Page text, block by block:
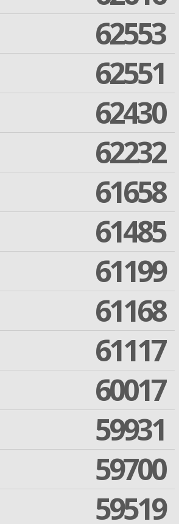
62553
62551
62430
62232
61658
61485
61199
61168
61117
60017
59931
59700
59519